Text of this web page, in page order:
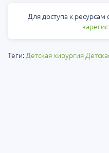
Для доступа к
Теги:Детская хирургия